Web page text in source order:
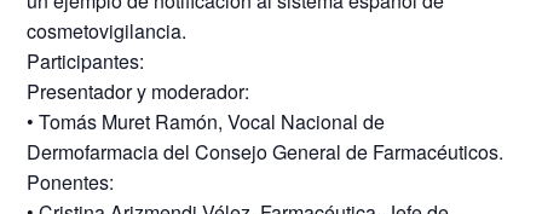
cosmetovigilancia.
Participantes:
Presentador y moderador:
• Tomás Muret Ramón, Vocal Nacional de
Dermofarmacia del Consejo General de Farmacéuticos.
Ponentes: